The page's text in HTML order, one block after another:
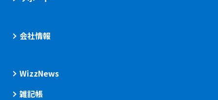
会社情報
WizzNews
雑記帳